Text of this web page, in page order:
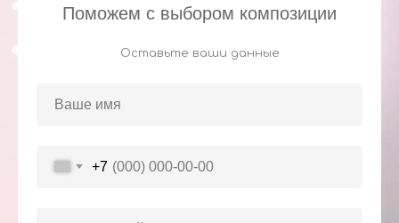
Поможем с выбором композиции
Оставьте ваши данные
+7